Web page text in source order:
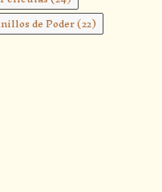
de Poder(22)